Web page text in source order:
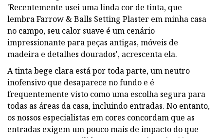
'Recentemente usei uma linda cor de tinta, que
lembra Farrow & Balls Setting Plaster em minha casa
no campo, seu calor suave é um cenário
impressionante para peças antigas, móveis de
madeira e detalhes dourados', acrescenta ela.
A tinta bege clara está por toda parte, um neutro
inofensivo que desaparece no fundo e é
frequentemente visto como uma escolha segura para
todas as áreas da casa, incluindo entradas. No entanto,
os nossos especialistas em cores concordam que as
entradas exigem um pouco mais de impacto do que